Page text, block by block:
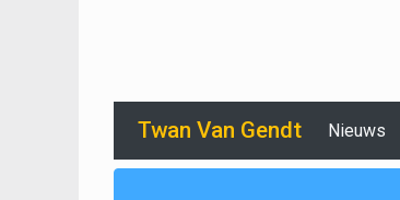
Twan Van Gendt Nieuws